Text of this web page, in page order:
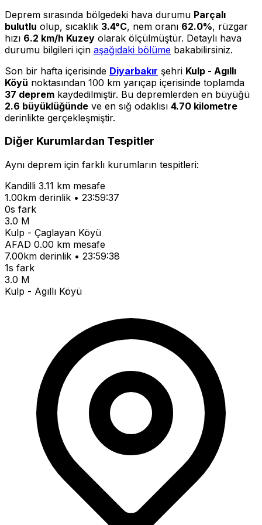
Deprem sırasında bölgedeki hava durumu Parçalı
bulutlu olup, sıcaklık 3.4°C, nem oranı 62.0%, rüzgar
hızı 6.2 km/h Kuzey olarak ölçülmüştür. Detaylı hava
durumu bilgileri için aşağıdaki bölüme bakabilirsiniz.
Son bir hafta içerisinde Diyarbakır şehri Kulp - Agıllı
Köyü noktasından 100 km yarıçap içerisinde toplamda
37 deprem kaydedilmiştir. Bu depremlerden en büyüğü
2.6 büyüklüğünde ve en sığ odaklısı 4.70 kilometre
derinlikte gerçekleşmiştir.
Diğer Kurumlardan Tespitler
Aynı deprem için farklı kurumların tespitleri:
Kandilli 3.11 km mesafe
1.00km derinlik • 23:59:37
0s fark
3.0 M
Kulp - Çaglayan Köyü
AFAD 0.00 km mesafe
7.00km derinlik • 23:59:38
1s fark
3.0 M
Kulp - Agıllı Köyü